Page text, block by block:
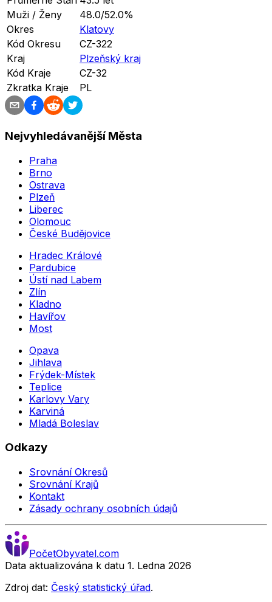
Muži / Ženy
48.0/52.0%
Okres
Klatovy
Kód Okresu
CZ-322
Kraj
Plzeňský kraj
Kód Kraje
CZ-32
Zkratka Kraje
PL
Nejvyhledávanější Města
Praha
Brno
Ostrava
Plzeň
Liberec
Olomouc
České Budějovice
Hradec Králové
Pardubice
Ústí nad Labem
Zlín
Kladno
Havířov
Most
Opava
Jihlava
Frýdek-Místek
Teplice
Karlovy Vary
Karviná
Mladá Boleslav
Odkazy
Srovnání Okresů
Srovnání Krajů
Kontakt
Zásady ochrany osobních údajů
PočetObyvatel.com
Data aktualizována k datu 1. Ledna 2026
Zdroj dat: Český statistický úřad.